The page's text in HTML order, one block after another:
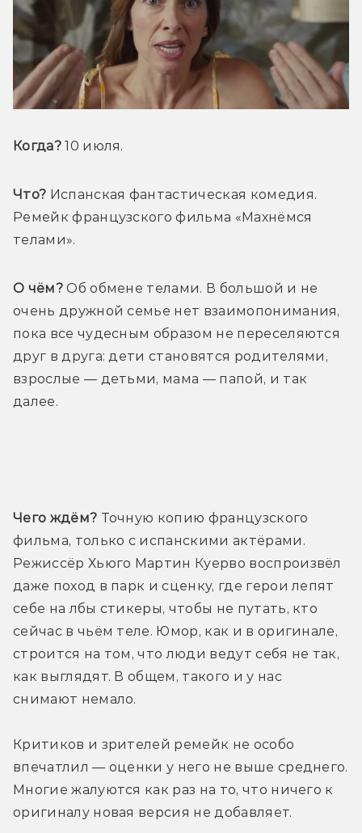
Когда? 10 июля.
Что? Испанская фантастическая комедия.
Ремейк французского фильма «Махнёмся
телами».
О чём? Об обмене телами. В большой и не
очень дружной семье нет взаимопонимания,
пока все чудесным образом не переселяются
друг в друга: дети становятся родителями,
взрослые — детьми, мама — папой, и так
далее.
Чего ждём? Точную копию французского
фильма, только с испанскими актёрами.
Режиссёр Хьюго Мартин Куерво воспроизвёл
даже поход в парк и сценку, где герои лепят
себе на лбы стикеры, чтобы не путать, кто
сейчас в чьём теле. Юмор, как и в оригинале,
строится на том, что люди ведут себя не так,
как выглядят. В общем, такого и у нас
снимают немало.
Критиков и зрителей ремейк не особо
впечатлил — оценки у него не выше среднего.
Многие жалуются как раз на то, что ничего к
оригиналу новая версия не добавляет.